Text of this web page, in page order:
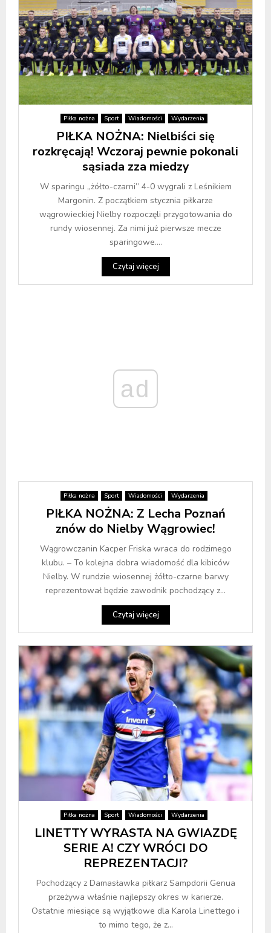
Piłka nożna Sport Wiadomości Wydarzenia
PIŁKA NOŻNA: Nielbiści się
rozkręcają! Wczoraj pewnie pokonali
sąsiada zza miedzy
W sparingu „żółto-czarni” 4-0 wygrali z Leśnikiem
Margonin. Z początkiem stycznia piłkarze
wągrowieckiej Nielby rozpoczęli przygotowania do
rundy wiosennej. Za nimi już pierwsze mecze
sparingowe....
Czytaj więcej
ad
Piłka nożna Sport Wiadomości Wydarzenia
PIŁKA NOŻNA: Z Lecha Poznań
znów do Nielby Wągrowiec!
Wągrowczanin Kacper Friska wraca do rodzimego
klubu. – To kolejna dobra wiadomość dla kibiców
Nielby. W rundzie wiosennej żółto-czarne barwy
reprezentował będzie zawodnik pochodzący z...
Czytaj więcej
Piłka nożna Sport Wiadomości Wydarzenia
LINETTY WYRASTA NA GWIAZDĘ
SERIE A! CZY WRÓCI DO
REPREZENTACJI?
Pochodzący z Damasławka piłkarz Sampdorii Genua
przeżywa właśnie najlepszy okres w karierze.
Ostatnie miesiące są wyjątkowe dla Karola Linettego i
to mimo tego, że z...